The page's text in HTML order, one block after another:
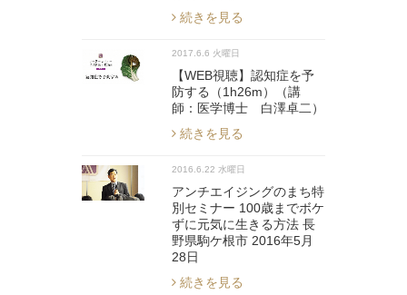
続きを見る
2017.6.6 火曜日
【WEB視聴】認知症を予
防する（1h26m）（講
師：医学博士 白澤卓二）
続きを見る
2016.6.22 水曜日
アンチエイジングのまち特
別セミナー 100歳までボケ
ずに元気に生きる方法 長
野県駒ケ根市 2016年5月
28日
続きを見る